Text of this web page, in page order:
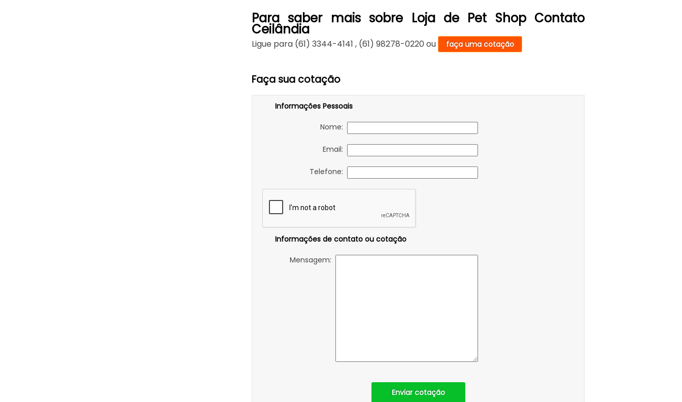
Para saber mais sobre Loja de Pet Shop Contato
Ceilândia
Ligue para (61) 3344-4141 , (61) 98278-0220 ou faça uma cotação
Faça sua cotação
Informações Pessoais
Nome:
Email:
Telefone:
Informações de contato ou cotação
Mensagem:
Enviar cotação